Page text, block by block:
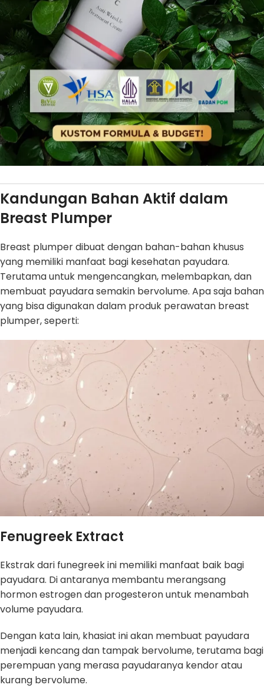
Kandungan Bahan Aktif dalam
Breast Plumper
Breast plumper dibuat dengan bahan-bahan khusus
yang memiliki manfaat bagi kesehatan payudara.
Terutama untuk mengencangkan, melembapkan, dan
membuat payudara semakin bervolume. Apa saja bahan
yang bisa digunakan dalam produk perawatan breast
plumper, seperti:
Fenugreek Extract
Ekstrak dari funegreek ini memiliki manfaat baik bagi
payudara. Di antaranya membantu merangsang
hormon estrogen dan progesteron untuk menambah
volume payudara.
Dengan kata lain, khasiat ini akan membuat payudara
menjadi kencang dan tampak bervolume, terutama bagi
perempuan yang merasa payudaranya kendor atau
kurang bervolume.